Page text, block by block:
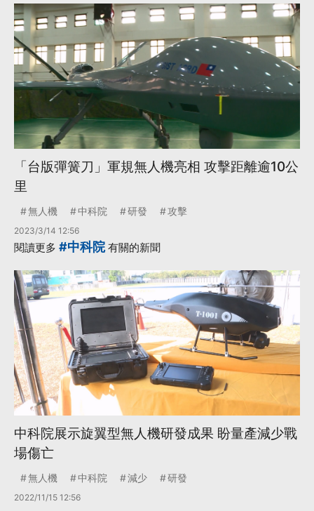
「台版彈簧刀」軍規無人機亮相 攻擊距離逾10公
里
無人機 中科院 研發 攻擊
2023/3/14 12:56
閱讀更多 #中科院有關的新聞
中科院展示旋翼型無人機研發成果 盼量產減少戰
場傷亡
無人機 中科院 減少 研發
2022/11/15 12:56